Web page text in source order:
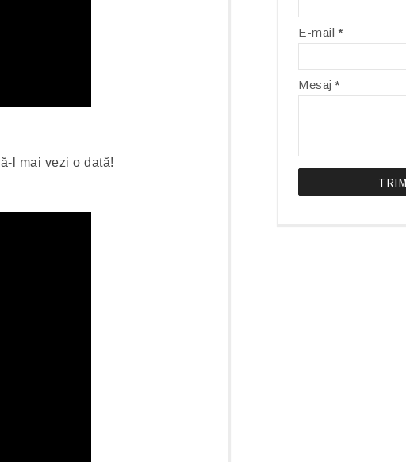
l mai vezi o dată!
E-mail*
Mesaj*